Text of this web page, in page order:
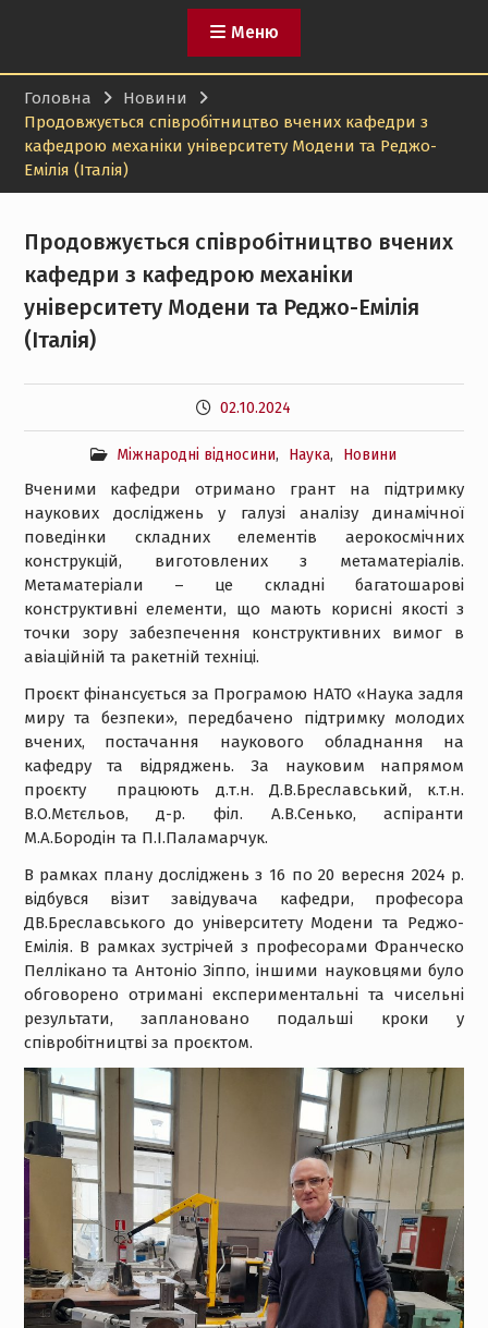
Меню
Головна
Новини
Продовжується співробітництво вчених кафедри з
кафедрою механіки університету Модени та Реджо-
Емілія (Італія)
Продовжується співробітництво вчених
кафедри з кафедрою механіки
університету Модени та Реджо-Емілія
(Італія)
02.10.2024
Міжнародні відносини, Наука, Новини
Вченими кафедри отримано грант на підтримку
наукових досліджень у галузі аналізу динамічної
поведінки складних елементів аерокосмічних
конструкцій, виготовлених з метаматеріалів.
Метаматеріали – це складні багатошарові
конструктивні елементи, що мають корисні якості з
точки зору забезпечення конструктивних вимог в
авіаційній та ракетній техніці.
Проєкт фінансується за Програмою НАТО «Наука задля
миру та безпеки», передбачено підтримку молодих
вчених, постачання наукового обладнання на
кафедру та відряджень. За науковим напрямом
проєкту працюють д.т.н. Д.В.Бреславський, к.т.н.
В.О.Мєтєльов, д-р. філ. А.В.Сенько, аспіранти
М.А.Бородін та П.І.Паламарчук.
В рамках плану досліджень з 16 по 20 вересня 2024 р.
відбувся візит завідувача кафедри, професора
ДВ.Бреславського до університету Модени та Реджо-
Емілія. В рамках зустрічей з професорами Франческо
Пеллікано та Антоніо Зіппо, іншими науковцями було
обговорено отримані експериментальні та чисельні
результати, заплановано подальші кроки у
співробітництві за проєктом.